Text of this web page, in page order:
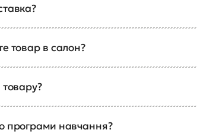
товар в салон?
програми навчання?